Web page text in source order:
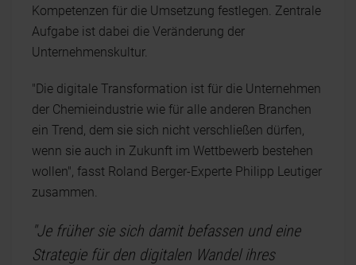
Kompetenzen für die Umsetzung festlegen. Zentrale
Aufgabe ist dabei die Veränderung der
Unternehmenskultur.
"Die digitale Transformation ist für die Unternehmen
der Chemieindustrie wie für alle anderen Branchen
ein Trend, dem sie sich nicht verschließen dürfen,
wenn sie auch in Zukunft im Wettbewerb bestehen
wollen", fasst Roland Berger-Experte Philipp Leutiger
zusammen.
"Je früher sie sich damit befassen und eine
Strategie für den digitalen Wandel ihres